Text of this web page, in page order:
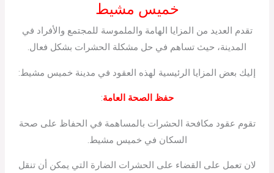
خميس مشيط
تقدم العديد من المزايا الهامة والملموسة للمجتمع والأفراد في
المدينة، حيث تساهم في حل مشكلة الحشرات بشكل فعال.
إليك بعض المزايا الرئيسية لهذه العقود في مدينة خميس مشيط:
حفظ الصحة العامة:
تقوم عقود مكافحة الحشرات بالمساهمة في الحفاظ على صحة
السكان في خميس مشيط.
لان تعمل على القضاء على الحشرات الضارة التي يمكن أن تنقل